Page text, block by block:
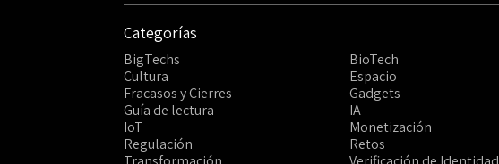
Categorías
BigTechs BioTech
Cultura
Espacio
Fracasos y Cierres
Gadgets
Guía de lectura
IA
IoT
Monetización
Regulación
Retos